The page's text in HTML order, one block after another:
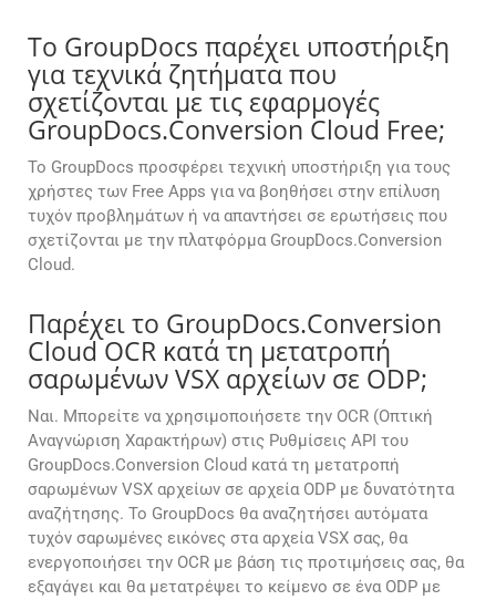
Το GroupDocs παρέχει υποστήριξη
για τεχνικά ζητήματα που
σχετίζονται με τις εφαρμογές
GroupDocs.Conversion Cloud Free;
Το GroupDocs προσφέρει τεχνική υποστήριξη για τους
χρήστες των Free Apps για να βοηθήσει στην επίλυση
τυχόν προβλημάτων ή να απαντήσει σε ερωτήσεις που
σχετίζονται με την πλατφόρμα GroupDocs.Conversion
Cloud.
Παρέχει το GroupDocs.Conversion
Cloud OCR κατά τη μετατροπή
σαρωμένων VSX αρχείων σε ODP;
Ναι. Μπορείτε να χρησιμοποιήσετε την OCR (Οπτική
Αναγνώριση Χαρακτήρων) στις Ρυθμίσεις API του
GroupDocs.Conversion Cloud κατά τη μετατροπή
σαρωμένων VSX αρχείων σε αρχεία ODP με δυνατότητα
αναζήτησης. Το GroupDocs θα αναζητήσει αυτόματα
τυχόν σαρωμένες εικόνες στα αρχεία VSX σας, θα
ενεργοποιήσει την OCR με βάση τις προτιμήσεις σας, θα
εξαγάγει και θα μετατρέψει το κείμενο σε ένα ODP με